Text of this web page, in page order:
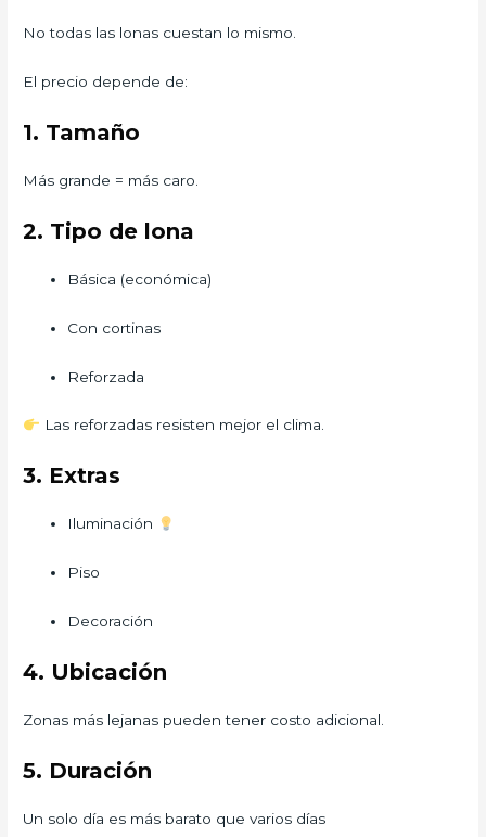
No todas las lonas cuestan lo mismo.
El precio depende de:
1. Tamaño
Más grande = más caro.
2. Tipo de lona
Básica (económica)
Con cortinas
Reforzada
Las reforzadas resisten mejor el clima.
3. Extras
Iluminación
Piso
Decoración
4. Ubicación
Zonas más lejanas pueden tener costo adicional.
5. Duración
Un solo día es más barato que varios días